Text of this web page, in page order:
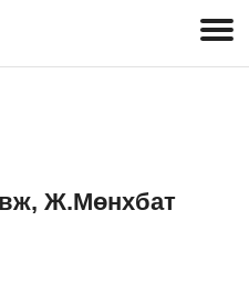
Ж.Мөнхбат